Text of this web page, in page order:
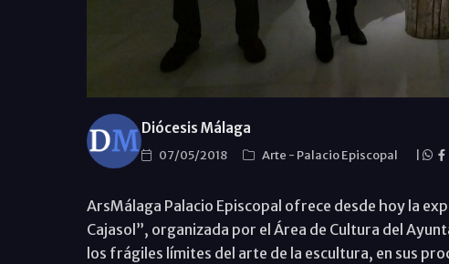
Diócesis Málaga
07/05/2018 Arte - Palacio Episcopal
ArsMálaga Palacio Episcopal ofrece desde hoy la
Cajasol”, organizada por el Área de Cultura del
los frágiles límites del arte de la escultura, en sus